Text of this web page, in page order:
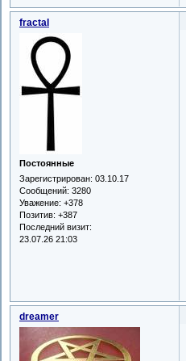
fractal
Постоянные
Зарегистрирован: 03.10.17
Сообщений: 3280
Уважение: +378
Позитив: +387
Последний визит:
23.07.26 21:03
dreamer